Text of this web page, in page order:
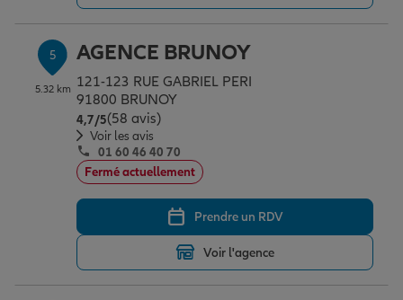
5
5.32 km
AGENCE BRUNOY
121-123 RUE GABRIEL PERI
91800 BRUNOY
4,7/5Note de 4.7 sur 5
(58 avis)
Voir les avis
01 60 46 40 70
Fermé actuellement
Prendre un RDV
Voir l'agence